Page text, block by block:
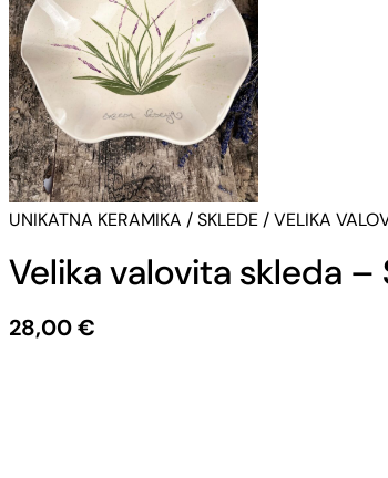
UNIKATNA KERAMIKA /SKLEDE / VELIKA
Velika valovita skleda –
28,00€